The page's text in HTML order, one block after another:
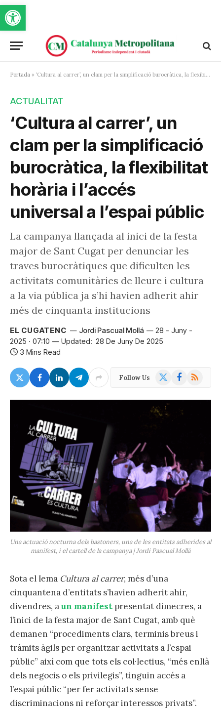
Obre la barra d'eines
Portada » ‘Cultura al carrer’, un clam per la simplificació burocràtica, la flexibilitat horària i l’accés universal a l’espai públic
ACTUALITAT
‘Cultura al carrer’, un
clam per la simplificació
burocràtica, la flexibilitat
horària i l’accés
universal a l’espai públic
La campanya llançada al inici de la festa
major de Sant Cugat per denunciar les
traves burocràtiques que dificulten les
activitats comunitàries de lleure i cultura
a la via pública ja s’hi havien adherit ahir
més de cinquanta institucions
EL CUGATENC Jordi Pascual Mollá
28 - Juny -
2025 · 07:10
Updated: 28 De Juny De 2025
3 Mins Read
Follow Us Facebook
RSS
Una actuació nocturna dels bastoners, una de les entitats adherides al
manifest, i el cartell de la campanya | Jordi Pascual Mollá
Sota el lema Cultura al carrer, més d’una
cinquantena d’entitats s’havien adherit ahir,
divendres, aun manifest presentat dimecres, a
l’inici de la festa major de Sant Cugat, amb què
demanen “procediments clars, terminis breus i
tràmits àgils per organitzar activitats a l’espai
públic” així com que tots els col·lectius, “més enllà
dels negocis o els privilegis”, tinguin accés a
l’espai públic “per fer activitats sense
discriminacions ni reforçar interessos privats”.